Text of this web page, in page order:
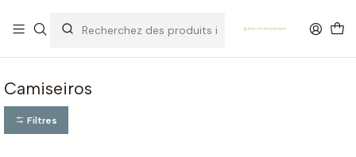
OFERTA DE PORTES DE ENVIO em compras para Portugal superiores a
80€ de artigos sem promoção
Camiseiros
Filtres